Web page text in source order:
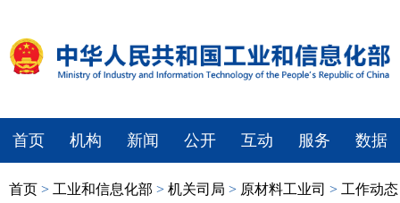
首页 机构 新闻 公开 互动 服务 数据
首页 > 工业和信息化部 > 机关司局 > 原材料工业司 > 工作动态